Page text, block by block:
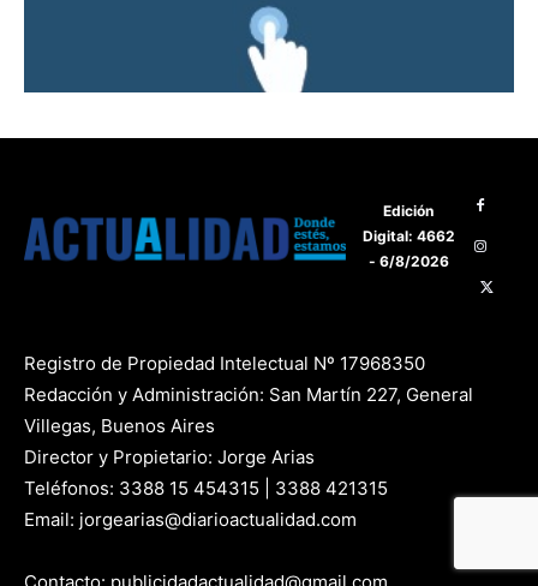
Edición
Digital: 4662
- 6/8/2026
Registro de Propiedad Intelectual Nº 17968350
Redacción y Administración: San Martín 227, General
Villegas, Buenos Aires
Director y Propietario: Jorge Arias
Teléfonos: 3388 15 454315 | 3388 421315
Email: jorgearias@diarioactualidad.com